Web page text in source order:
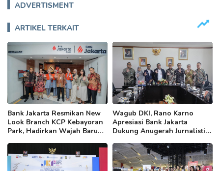
ADVERTISMENT
ARTIKEL TERKAIT
Bank Jakarta Resmikan New
Look Branch KCP Kebayoran
Park, Hadirkan Wajah Baru
Wagub DKI, Rano Karno
Apresiasi Bank Jakarta
Dukung Anugerah Jurnalistik
Berkualitas Sambut 5 Abad
Jakarta